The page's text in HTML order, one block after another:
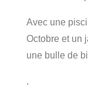
Avec une
Octobre et un
une bulle de
.